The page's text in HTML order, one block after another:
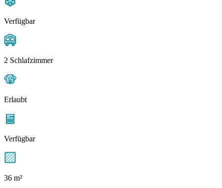
Verfügbar
2 Schlafzimmer
Erlaubt
Verfügbar
36 m²